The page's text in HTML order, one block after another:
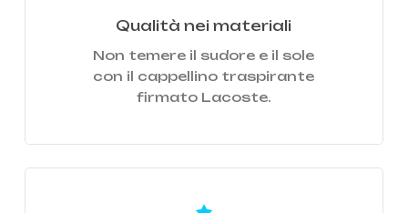
Qualità nei materiali
Non temere il sudore e il sole
con il cappellino traspirante
firmato Lacoste.